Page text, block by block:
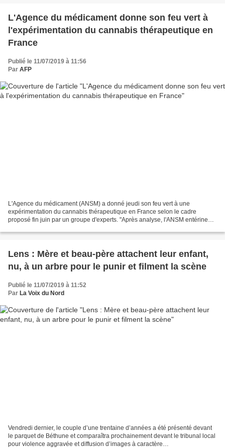
L'Agence du médicament donne son feu vert à
l'expérimentation du cannabis thérapeutique en
France
Publié le 11/07/2019 à 11:56
Par AFP
L'Agence du médicament (ANSM) a donné jeudi son feu vert à une
expérimentation du cannabis thérapeutique en France selon le cadre
proposé fin juin par un groupe d'experts. "Après analyse, l'ANSM entérine
Lens : Mère et beau-père attachent leur enfant,
nu, à un arbre pour le punir et filment la scène
Publié le 11/07/2019 à 11:52
Par La Voix du Nord
Vendredi dernier, le couple d’une trentaine d’années a été présenté devant
le parquet de Béthune et comparaîtra prochainement devant le tribunal local
pour violence aggravée et diffusion d’images à caractère